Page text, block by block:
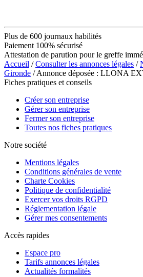
Plus de 600 journaux habilités
Paiement 100% sécurisé
Attestation de parution pour le greffe
Accueil /Consulter les annonces légales /
Gironde / Annonce déposée : LLONA
Fiches pratiques et conseils
Créer son entreprise
Gérer son entreprise
Fermer son entreprise
Toutes nos fiches pratiques
Notre société
Mentions légales
Conditions générales de vente
Charte Cookies
Politique de confidentialité
Exercer vos droits RGPD
Réglementation légale
Gérer mes consentements
Accès rapides
Espace pro
Tarifs annonces légales
Actualités formalités